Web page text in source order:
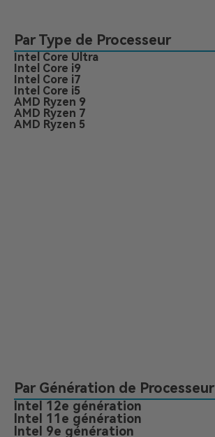
Par Type de Processeur
Intel Core Ultra
Intel Core i9
Intel Core i7
Intel Core i5
AMD Ryzen 9
AMD Ryzen 7
AMD Ryzen 5
Par Génération de Processeur
Intel 12e génération
Intel 11e génération
Intel 9e génération